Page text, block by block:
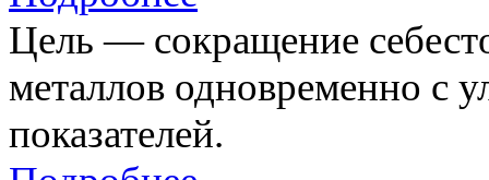
Цель — сокращение
металлов одновременно с
показателей.